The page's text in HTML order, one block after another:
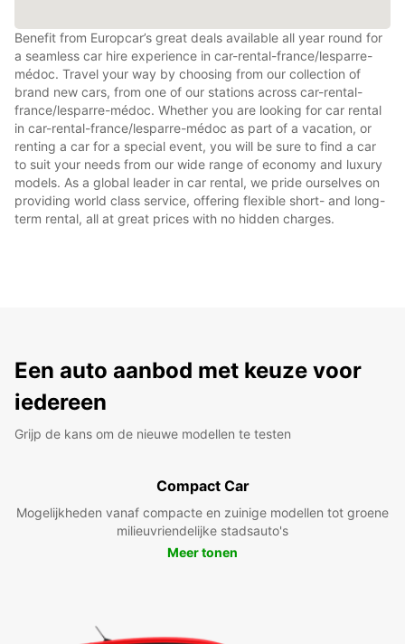
Benefit from Europcar’s great deals available all year round for
a seamless car hire experience in car-rental-france/lesparre-
médoc. Travel your way by choosing from our collection of
brand new cars, from one of our stations across car-rental-
france/lesparre-médoc. Whether you are looking for car rental
in car-rental-france/lesparre-médoc as part of a vacation, or
renting a car for a special event, you will be sure to find a car
to suit your needs from our wide range of economy and luxury
models. As a global leader in car rental, we pride ourselves on
providing world class service, offering flexible short- and long-
term rental, all at great prices with no hidden charges.
Een auto aanbod met keuze voor
iedereen
Grijp de kans om de nieuwe modellen te testen
Compact Car
Mogelijkheden vanaf compacte en zuinige modellen tot groene
milieuvriendelijke stadsauto's
Meer tonen